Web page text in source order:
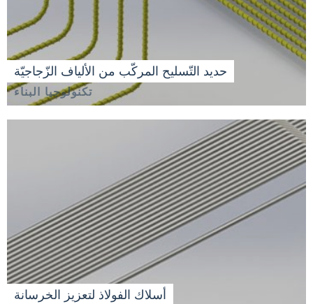
حديد التّسليح المركّب من الألياف الزّجاجيّة
تكنولوجيا البناء
أسلاك الفولاذ لتعزيز الخرسانة